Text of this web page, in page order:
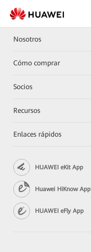
Nosotros
Cómo comprar
Socios
Recursos
Enlaces rápidos
HUAWEI eKit App
Huawei HiKnow App
HUAWEI eFly App